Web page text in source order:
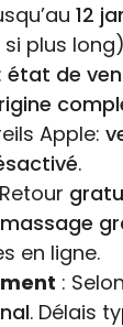
12
plus
:état de
Apple:
.
en ligne.
:
. Délais